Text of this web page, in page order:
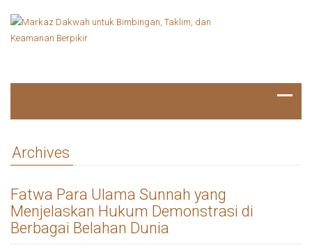
Archives
Fatwa Para Ulama Sunnah yang
Menjelaskan Hukum Demonstrasi di
Berbagai Belahan Dunia